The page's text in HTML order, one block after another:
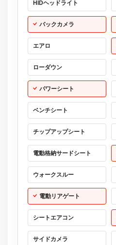
HIDヘッドライト
バックカメラ
エアロ
ローダウン
パワーシート
ベンチシート
チップアップシート
電動格納サードシート
ウォークスルー
電動リアゲート
シートエアコン
サイドカメラ